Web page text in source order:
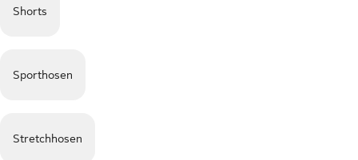
Shorts
Sporthosen
Stretchhosen